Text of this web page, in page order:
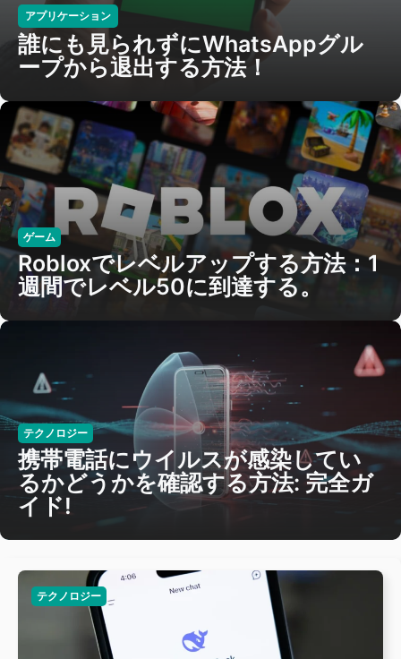
アプリケーション
誰にも見られずにWhatsAppグル
ープから退出する方法！
ゲーム
Robloxでレベルアップする方法：1
週間でレベル50に到達する。
テクノロジー
携帯電話にウイルスが感染してい
るかどうかを確認する方法: 完全ガ
イド!
テクノロジー